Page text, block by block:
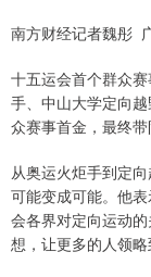
南方财经记者魏彤
十五运会首个群众
手、中山大学定向
众赛事首金，最终带
从奥运火炬手到定
可能变成可能。他
会各界对定向运动
想，让更多的人领